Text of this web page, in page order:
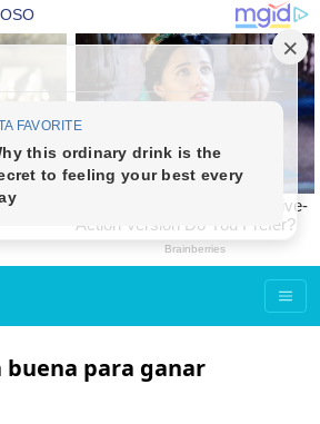
buena para ganar